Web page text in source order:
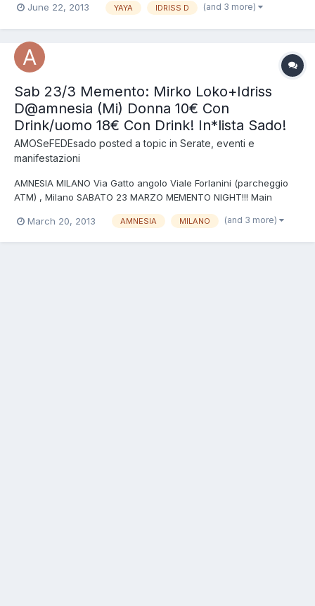
IDRISS D (Memento /Db Artists) LUCA DOOBIE (Amnesia Milano)
PARTY!!! FRA...
June 22, 2013 YAYA IDRISS D (and 3 more)
Sab 23/3 Memento: Mirko Loko+Idriss
D@amnesia (Mi) Donna 10€ Con
Drink/uomo 18€ Con Drink! In*lista Sado!
AMOSeFEDEsado posted a topic in Serate, eventi e
manifestazioni
AMNESIA MILANO Via Gatto angolo Viale Forlanini (parcheggio
ATM) , Milano SABATO 23 MARZO MEMENTO NIGHT!!! Main
NIGHT LONG!!!*** 2nd Room A:Lab INGRESSO DONNA IN *LISTA
March 20, 2013 AMNESIA MILANO (and 3 more)